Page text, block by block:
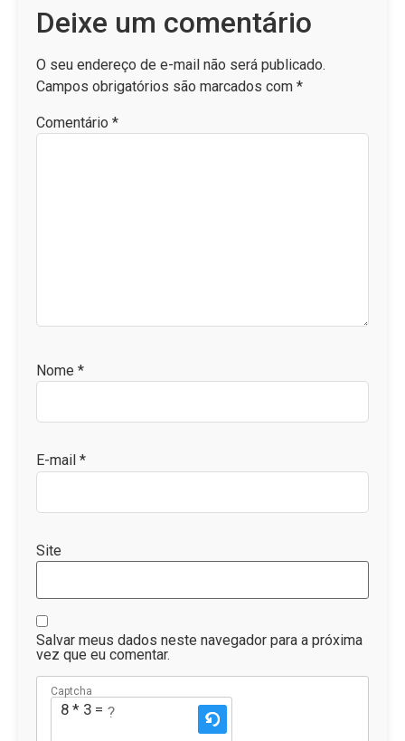
Deixe um comentário
O seu endereço de e-mail não será publicado.
Campos obrigatórios são marcados com *
Comentário *
Nome *
E-mail *
Site
Salvar meus dados neste navegador para a próxima
vez que eu comentar.
Captcha
8 * 3 = ?